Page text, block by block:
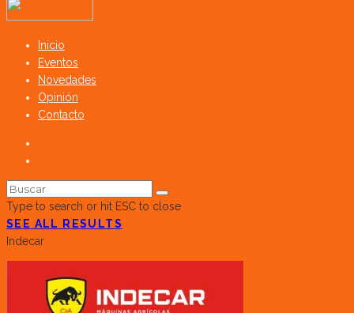
Inicio
Eventos
Novedades
Opinión
Contacto
Type to search or hit ESC to close
SEE ALL RESULTS
Indecar